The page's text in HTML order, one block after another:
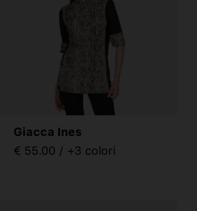
Giacca Ines
€ 55.00 / +3 colori